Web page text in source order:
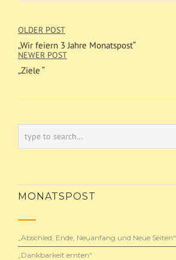
OLDER POST
„Wir feiern 3 Jahre Monatspost“
NEWER POST
„Ziele “
MONATSPOST
„Abschied, Ende, Neuanfang und Neue Seiten“
„Dankbarkeit ernten“